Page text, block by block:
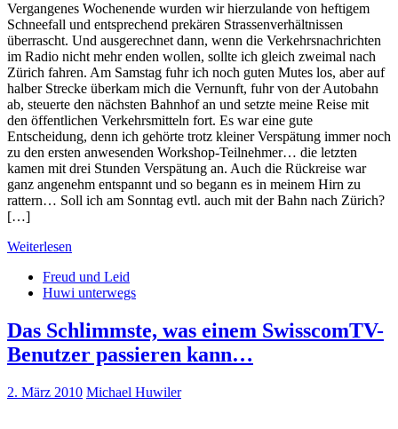
Vergangenes Wochenende wurden wir hierzulande von heftigem
Schneefall und entsprechend prekären Strassenverhältnissen
überrascht. Und ausgerechnet dann, wenn die Verkehrsnachrichten
im Radio nicht mehr enden wollen, sollte ich gleich zweimal nach
Zürich fahren. Am Samstag fuhr ich noch guten Mutes los, aber auf
halber Strecke überkam mich die Vernunft, fuhr von der Autobahn
ab, steuerte den nächsten Bahnhof an und setzte meine Reise mit
den öffentlichen Verkehrsmitteln fort. Es war eine gute
Entscheidung, denn ich gehörte trotz kleiner Verspätung immer noch
zu den ersten anwesenden Workshop-Teilnehmer… die letzten
kamen mit drei Stunden Verspätung an. Auch die Rückreise war
ganz angenehm entspannt und so begann es in meinem Hirn zu
rattern… Soll ich am Sonntag evtl. auch mit der Bahn nach Zürich?
[…]
Weiterlesen
Freud und Leid
Huwi unterwegs
Das Schlimmste, was einem SwisscomTV-
Benutzer passieren kann…
2. März 2010 Michael Huwiler